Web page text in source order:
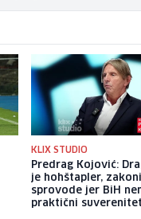
KLIX STUDIO
Predrag Kojović:
je hohštapler,
sprovode jer BiH
praktični suverenitet